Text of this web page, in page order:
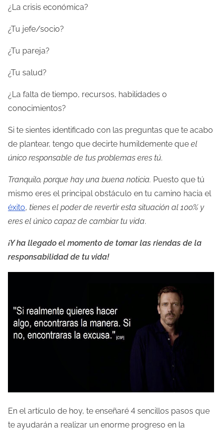
e
c
u
r
a
e
l
a
e
n
t
r
d
a
¿La crisis económica?
¿Tu jefe/socio?
¿Tu pareja?
¿Tu salud?
¿La falta de tiempo, recursos, habilidades o
conocimientos?
Si te sientes identificado con las preguntas que te acabo
de plantear, tengo que decirte humildemente que el
único responsable de tus problemas eres tú.
Tranquilo, porque hay una buena noticia. Puesto que tú
mismo eres el principal obstáculo en tu camino hacia el
éxito, tienes el poder de revertir esta situación al 100% y
eres el único capaz de cambiar tu vida.
¡Y ha llegado el momento de tomar las riendas de la
responsabilidad de tu vida!
En el artículo de hoy, te enseñaré 4 sencillos pasos que
te ayudarán a realizar un enorme progreso en la